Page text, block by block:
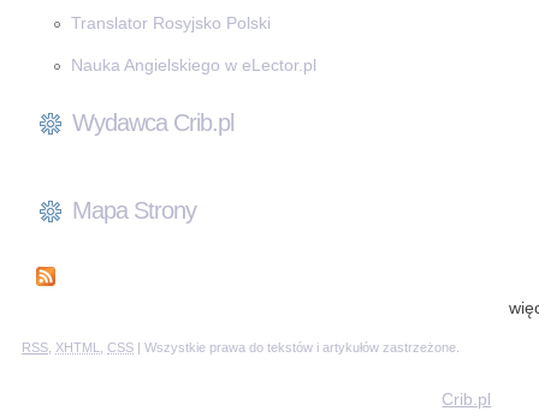
Translator Rosyjsko Polski
Nauka Angielskiego w eLector.pl
Wydawca Crib.pl
Mapa Strony
RSS XHTML CSS | Wszystkie prawa do tekstów i artykułów zastrzeżone.
Crib.pl